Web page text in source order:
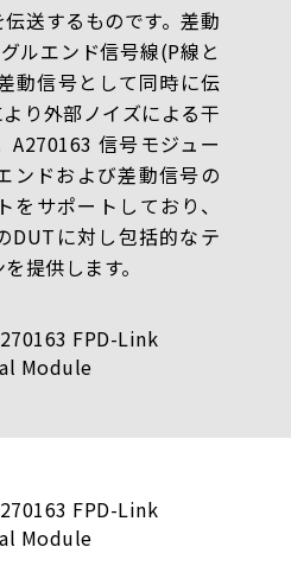
送するものです。差動
ルエンド信号線(P線と
動信号として同時に伝
り外部ノイズによる干
A270163 信号モジュー
ンドおよび差動信号の
をサポートしており、
DUTに対し包括的なテ
提供します。